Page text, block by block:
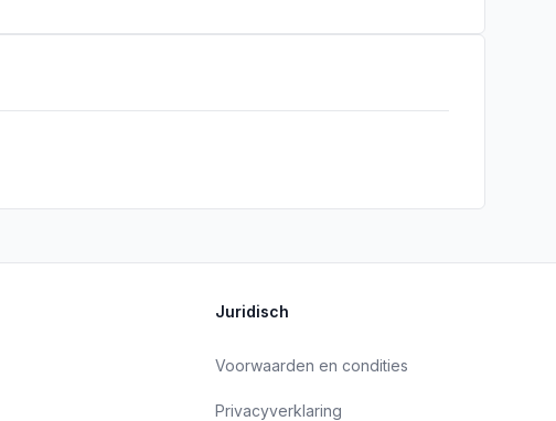
Juridisch
Voorwaarden en condities
Privacyverklaring